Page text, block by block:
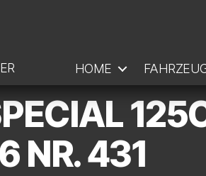
HOME
NR. 431